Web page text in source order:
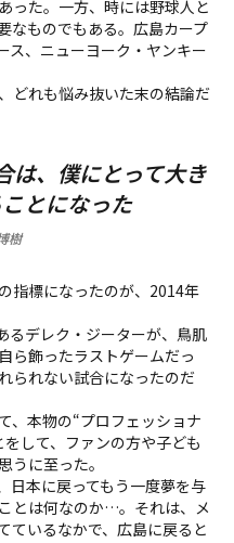
った。一方、時には野球人と
なものでもある。広島カープ
ス、ニューヨーク・ヤンキー
どれも悩み抜いた末の結論だ
は、僕にとって大き
とになった
樹
指標になったのが、2014年
るデレク・ジーターが、鳥肌
ら飾ったラストゲームだっ
られない試合になったのだ
、本物の“プロフェッショナ
して、ファンの方や子ども
うに至った。
日本に戻ってもう一度夢を与
とは何なのか…。それは、メ
ているなかで、広島に戻ると